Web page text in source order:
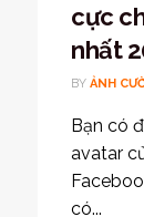
cực
nhất
BY ẢNH
Bạn có
avatar
có...